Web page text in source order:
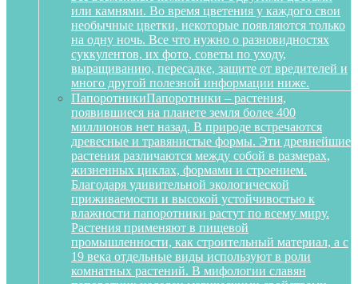
или камнями. Во время цветения у каждого свои
необычные цветки, некоторые появляются только
на одну ночь. Все что нужно о разновидностях
суккулентов, их фото, советы по уходу,
выращиванию, пересадке, защите от вредителей и
много другой полезной информации ниже.
ПапоротникиПапоротники – растения,
появившиеся на планете земля более 400
миллионов нет назад. В природе встречаются
древесные и травянистые формы. Эти древнейшие
растения различаются между собой в размерах,
жизненных циклах, формами и строением.
Благодаря удивительной экологической
приживаемости и высокой устойчивостью к
влажности папоротники растут по всему миру.
Растения применяют в пищевой
промышленности, как строительный материал, а с
19 века отдельные виды используют в роли
комнатных растений. В мифологии славян